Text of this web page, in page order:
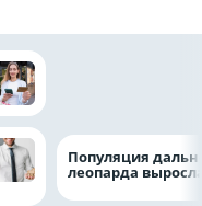
Популяция
леопарда